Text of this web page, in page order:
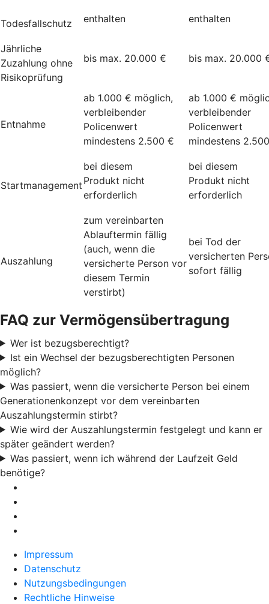
Todesfallschutz enthalten enthalten
Jährliche
Zuzahlung ohne
Risikoprüfung
bis max. 20.000 € bis max. 20.000
Entnahme
ab 1.000 € möglich,
verbleibender
Policenwert
mindestens 2.500 €
ab 1.000 €
verbleibender
Policenwert
mindestens
Startmanagement
bei diesem
Produkt nicht
erforderlich
bei diesem
Produkt nicht
erforderlich
Auszahlung
zum vereinbarten
Ablauftermin fällig
(auch, wenn die
versicherte Person vor
diesem Termin
verstirbt)
bei Tod der
versicherten
sofort fällig
FAQ zur Vermögensübertragung
Wer ist bezugsberechtigt?
Ist ein Wechsel der bezugsberechtigten Personen
möglich?
Was passiert, wenn die versicherte Person bei einem
Generationenkonzept vor dem vereinbarten
Auszahlungstermin stirbt?
Wie wird der Auszahlungstermin festgelegt und kann er
später geändert werden?
Was passiert, wenn ich während der Laufzeit Geld
benötige?
Impressum
Datenschutz
Nutzungsbedingungen
Rechtliche Hinweise